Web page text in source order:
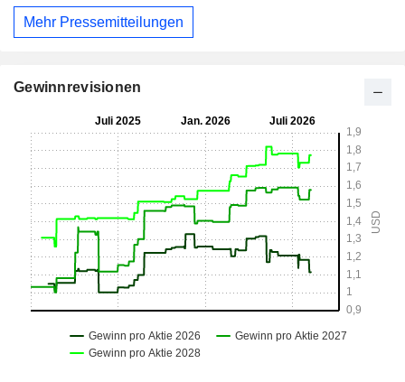
Mehr Pressemitteilungen
Gewinnrevisionen